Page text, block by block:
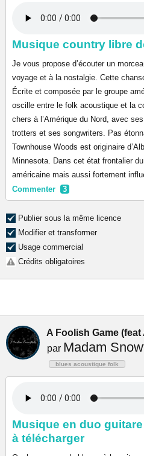
Musique country libre
Je vous propose d’écouter un
voyage et à la nostalgie. Cette
Écrite et composée par le groupe
oscille entre le folk acoustique et la
chers à l’Amérique du Nord, avec
trotters et ses songwriters. Pas
Townhouse Woods est originaire
Minnesota. Dans cet état frontalier
américaine mais aussi fortement
Commenter 3
Publier sous la même licence
Modifier et transformer
Usage commercial
Crédits obligatoires
A Foolish Game
par Madam
blues acoustique folk
Musique en duo
à télécharger